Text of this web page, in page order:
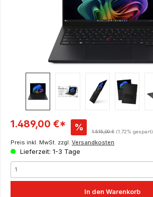
Verkaufspreis:
1.489,00 €* % Regulärer Preis:
1.515,00 € (1.72% gespart)
Preis inkl. MwSt. zzgl. Versandkosten
Lieferzeit: 1-3 Tage
In den Warenkorb